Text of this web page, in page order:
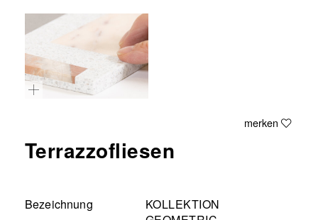
merken
Terrazzofliesen
Bezeichnung
KOLLEKTION